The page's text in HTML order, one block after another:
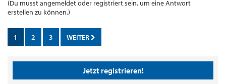
(Du musst angemeldet oder registriert sein, um eine Antwort
erstellen zu können.)
1 2 3 WEITER
Jetzt registrieren!